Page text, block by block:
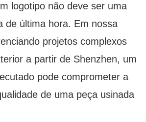
logotipo não deve ser uma
de última hora. Em nossa
projetos complexos
a partir de Shenzhen, um
pode comprometer a
de uma peça usinada